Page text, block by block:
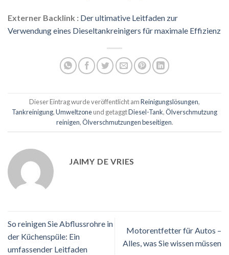
Externer Backlink : Der ultimative Leitfaden zur
Verwendung eines Dieseltankreinigers für maximale Effizienz
Dieser Eintrag wurde veröffentlicht amReinigungslösungen,
Tankreinigung,Umweltzoneund getaggtDiesel-Tank,Ölverschmutzung
reinigen,Ölverschmutzungen beseitigen.
JAIMY DE VRIES
So reinigen Sie Abflussrohre in
der Küchenspüle: Ein
umfassender Leitfaden
Motorentfetter für Autos –
Alles, was Sie wissen müssen